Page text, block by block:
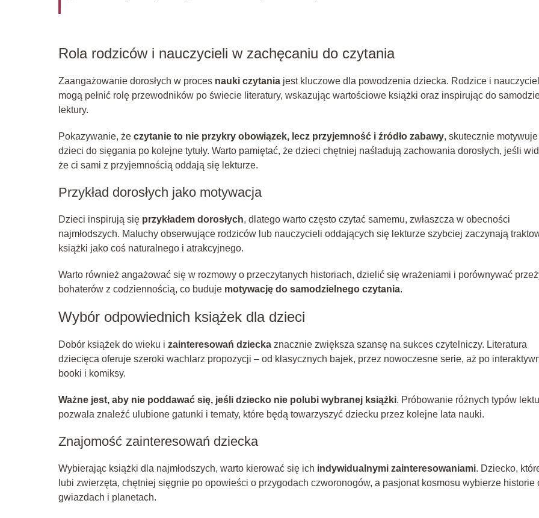
Rola rodziców i nauczycieli w zachęcaniu do czytania
Zaangażowanie dorosłych w proces nauki czytania jest kluczowe dla powodzenia dziecka. Rodzice i
mogą pełnić rolę przewodników po świecie literatury, wskazując wartościowe książki oraz inspirując do
lektury.
Pokazywanie, że czytanie to nie przykry obowiązek, lecz przyjemność i źródło zabawy, skutecznie motywuje
dzieci do sięgania po kolejne tytuły. Warto pamiętać, że dzieci chętniej naśladują zachowania dorosłych, jeśli
że ci sami z przyjemnością oddają się lekturze.
Przykład dorosłych jako motywacja
Dzieci inspirują się przykładem dorosłych, dlatego warto często czytać samemu, zwłaszcza w obecności
najmłodszych. Maluchy obserwujące rodziców lub nauczycieli oddających się lekturze szybciej zaczynają
książki jako coś naturalnego i atrakcyjnego.
Warto również angażować się w rozmowy o przeczytanych historiach, dzielić się wrażeniami i porównywać
bohaterów z codziennością, co buduje motywację do samodzielnego czytania.
Wybór odpowiednich książek dla dzieci
Dobór książek do wieku i zainteresowań dziecka znacznie zwiększa szansę na sukces czytelniczy. Literatura
dziecięca oferuje szeroki wachlarz propozycji – od klasycznych bajek, przez nowoczesne serie, aż po
booki i komiksy.
Ważne jest, aby nie poddawać się, jeśli dziecko nie polubi wybranej książki. Próbowanie różnych typów
pozwala znaleźć ulubione gatunki i tematy, które będą towarzyszyć dziecku przez kolejne lata nauki.
Znajomość zainteresowań dziecka
Wybierając książki dla najmłodszych, warto kierować się ich indywidualnymi zainteresowaniami. Dziecko,
lubi zwierzęta, chętniej sięgnie po opowieści o przygodach czworonogów, a pasjonat kosmosu wybierze historie
gwiazdach i planetach.